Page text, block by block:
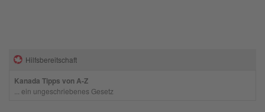
Hilfsbereitschaft
Kanada Tipps von A-Z
... ein ungeschriebenes Gesetz